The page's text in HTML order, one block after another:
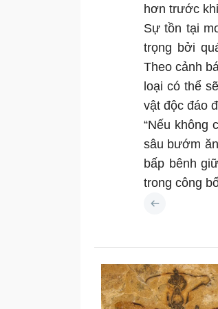
hơn trước
Sự tồn tại
trọng bởi
Theo cảnh
loại có thể
vật độc đáo
“Nếu không
sâu bướm
bấp bênh
trong công